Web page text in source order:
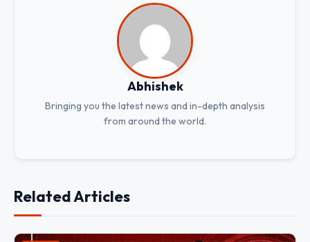
Abhishek
Bringing you the latest news and in-depth analysis
from around the world.
Related Articles